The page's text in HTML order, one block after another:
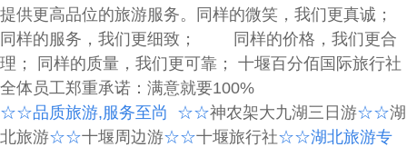
提供更高品位的旅游服务。同样的微笑，我们更真诚；
同样的服务，我们更细致； 同样的价格，我们更合
理； 同样的质量，我们更可靠； 十堰百分佰国际旅行社
全体员工郑重承诺：满意就要100%
☆☆品质旅游,服务至尚 ☆☆神农架大九湖三日游☆☆湖
北旅游☆☆十堰周边游☆☆十堰旅行社☆☆湖北旅游专